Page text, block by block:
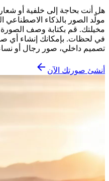
هل أنت بحاجة إلى خلفية أو
مولّد الصور بالذكاء
مخيلتك. قم بكتابة وصف الصورة
في لحظات. بإمكانك إنشاء أي
تصميم داخلي، صور رجال أو
أنشئ صورتك الآن